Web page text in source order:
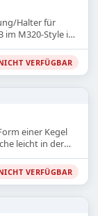
Halter für
im M320-Style in
VERFÜGBAR
einer Kegel
leicht in der
VERFÜGBAR